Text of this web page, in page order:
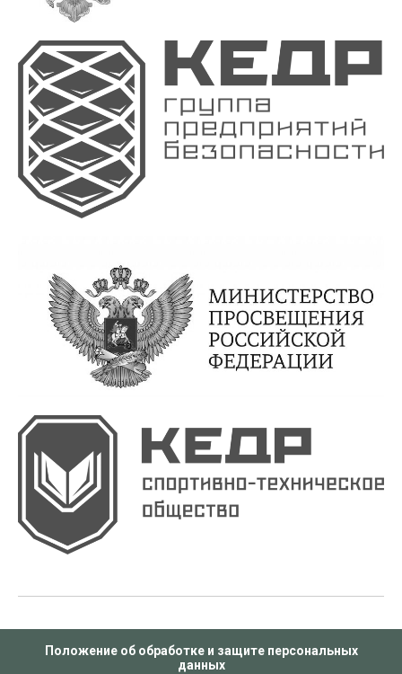
Положение об обработке и защите персональных
данных